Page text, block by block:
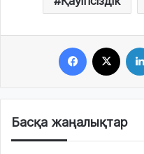
Басқа жаңалықтар